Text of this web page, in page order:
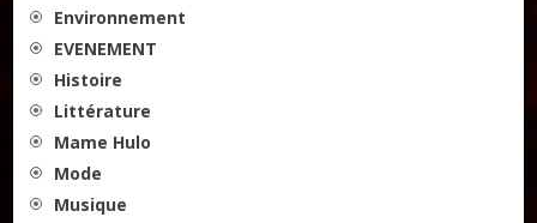
Environnement
EVENEMENT
Histoire
Littérature
Mame Hulo
Mode
Musique